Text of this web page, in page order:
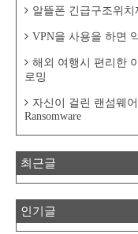
알뜰폰 긴급구조위
VPN을 사용을 하면
해외 여행시 편리한
로밍
자신이 걸린 랜섬웨
Ransomware
최근글
인기글